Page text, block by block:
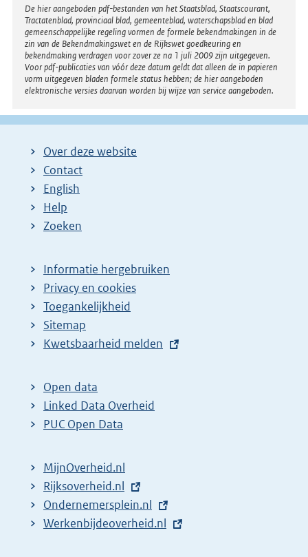
Disclaimer
De hier aangeboden pdf-bestanden van het Staatsblad, Staatscourant,
Tractatenblad, provinciaal blad, gemeenteblad, waterschapsblad en blad
gemeenschappelijke regeling vormen de formele bekendmakingen in de
zin van de Bekendmakingswet en de Rijkswet goedkeuring en
bekendmaking verdragen voor zover ze na 1 juli 2009 zijn uitgegeven.
Voor pdf-publicaties van vóór deze datum geldt dat alleen de in papieren
vorm uitgegeven bladen formele status hebben; de hier aangeboden
elektronische versies daarvan worden bij wijze van service aangeboden.
Over deze website
Contact
English
Help
Zoeken
Informatie hergebruiken
Privacy en cookies
Toegankelijkheid
Sitemap
E
t
e
r
l
i
n
k
Kwetsbaarheid melden
Open data
Linked Data Overheid
PUC Open Data
MijnOverheid.nl
E
x
t
Rijksoverheid.nl
E
x
Ondernemersplein.nl
E
Werkenbijdeoverheid.nl